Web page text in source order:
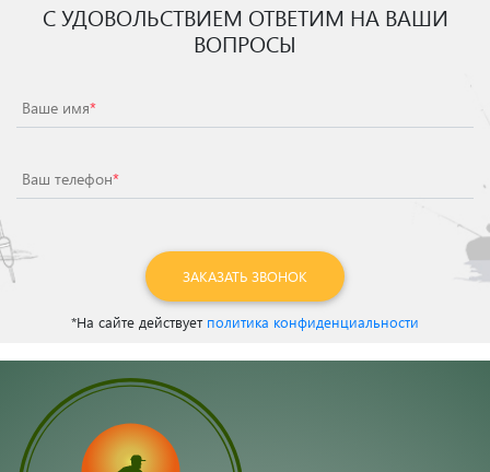
С УДОВОЛЬСТВИЕМ ОТВЕТИМ НА ВАШИ
ВОПРОСЫ
Ваше имя*
Ваш телефон*
ЗАКАЗАТЬ ЗВОНОК
*На сайте действует политика конфиденциальности